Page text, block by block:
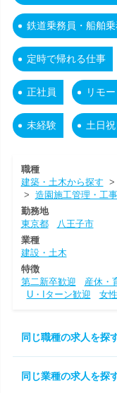
鉄道乗務員・船舶乗
定時で帰れる仕事
正社員 リモ
未経験 土日
職種
建築・土木から探す >
> 造園施工管理・工
勤務地
東京都
八王子市
業種
建設・土木
特徴
第二新卒歓迎
産休・
U・Iターン歓迎
女
同じ職種の求人を探
同じ業種の求人を探